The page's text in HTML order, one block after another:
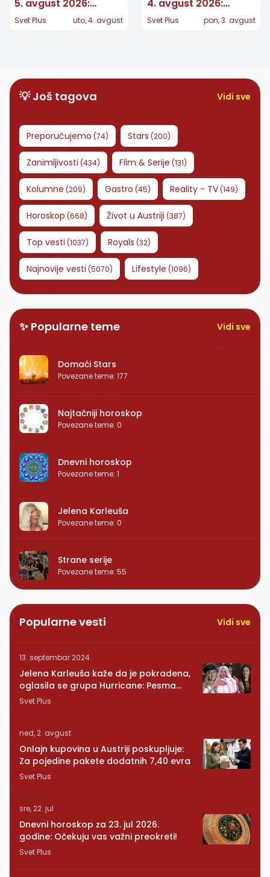
5. avgust 2026:
Jednom znaku stiže
Svet Plus uto, 4. avgust
4. avgust 2026:
Strelčevima stiže
Svet Plus pon, 3. avgust
💡 Još tagova Vidi sve
Preporučujemo (74) Stars (200)
Zanimljivosti (434) Film & Serije (131)
Kolumne (209) Gastro (45) Reality - TV(149)
Horoskop (668) Život u Austriji (387)
Top vesti (1037) Royals (32)
Najnovije vesti (5070) Lifestyle (1096)
✨ Popularne teme Vidi sve
Domaći Stars
Povezane teme: 177
Najtačniji horoskop
Povezane teme: 0
Dnevni horoskop
Povezane teme: 1
Jelena Karleuša
Povezane teme: 0
Strane serije
Povezane teme: 55
Popularne vesti Vidi sve
13. septembar 2024.
Jelena Karleuša kaže da je pokradena,
oglasila se grupa Hurricane: Pesma
RUNDE je naša!
Svet Plus
ned, 2. avgust
Onlajn kupovina u Austriji poskupljuje:
Za pojedine pakete dodatnih 7,40 evra
Svet Plus
sre, 22. jul
Dnevni horoskop za 23. jul 2026.
godine: Očekuju vas važni preokreti!
Svet Plus